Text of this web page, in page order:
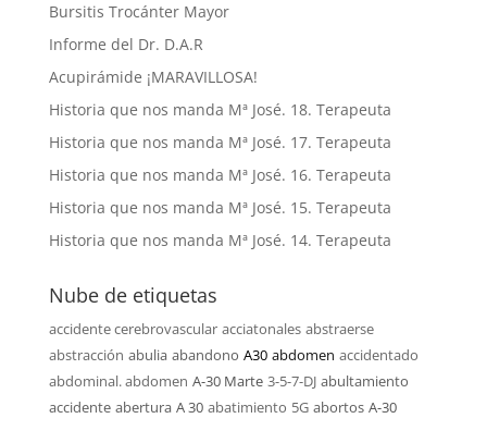
Bursitis Trocánter Mayor
Informe del Dr. D.A.R
Acupirámide ¡MARAVILLOSA!
Historia que nos manda Mª José. 18. Terapeuta
Historia que nos manda Mª José. 17. Terapeuta
Historia que nos manda Mª José. 16. Terapeuta
Historia que nos manda Mª José. 15. Terapeuta
Historia que nos manda Mª José. 14. Terapeuta
Nube de etiquetas
accidente cerebrovascular acciatonales abstraerse
abstracción abulia abandono A30 abdomen accidentado
abdominal. abdomen A-30 Marte 3-5-7-DJ abultamiento
accidente abertura A 30 abatimiento 5G abortos A-30